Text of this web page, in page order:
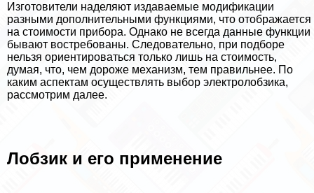
Изготовители наделяют издаваемые модификации
разными дополнительными функциями, что отображается
на стоимости прибора. Однако не всегда данные функции
бывают востребованы. Следовательно, при подборе
нельзя ориентироваться только лишь на стоимость,
думая, что, чем дороже механизм, тем правильнее. По
каким аспектам осуществлять выбор электролобзика,
рассмотрим далее.
Лобзик и его применение